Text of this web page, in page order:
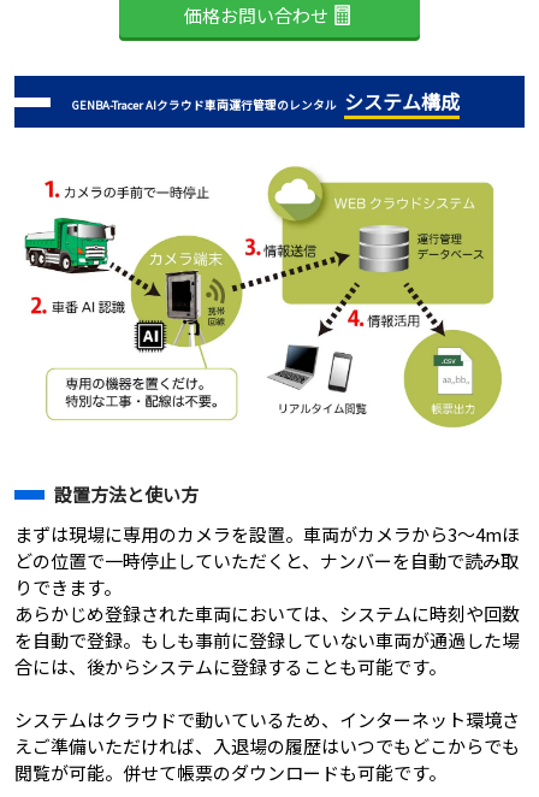
価格お問い合わせ
GENBA-Tracer AIクラウド車両運行管理のレンタル システム構成
設置方法と使い方
まずは現場に専用のカメラを設置。車両がカメラから3～4mほ
どの位置で一時停止していただくと、ナンバーを自動で読み取
りできます。
あらかじめ登録された車両においては、システムに時刻や回数
を自動で登録。もしも事前に登録していない車両が通過した場
合には、後からシステムに登録することも可能です。
システムはクラウドで動いているため、インターネット環境さ
えご準備いただければ、入退場の履歴はいつでもどこからでも
閲覧が可能。併せて帳票のダウンロードも可能です。